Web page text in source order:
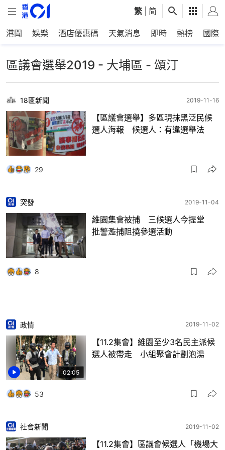
繁 简
港聞 娛樂 酒店優惠碼 天氣消息 即時 熱榜 國際
區議會選舉2019 - 大埔區 - 頌汀
18區新聞 2019-11-16
【區議會選舉】多區現抹黑泛民候
選人海報 候選人：有違選舉法
29
突發 2019-11-04
維園集會被捕 三候選人今提堂
批警濫捕阻撓參選活動
8
02:05
政情 2019-11-02
【11.2集會】維園至少3名民主派候
選人被帶走 小組聚會計劃泡湯
53
社會新聞 2019-11-02
【11.2集會】區議會候選人「機場大